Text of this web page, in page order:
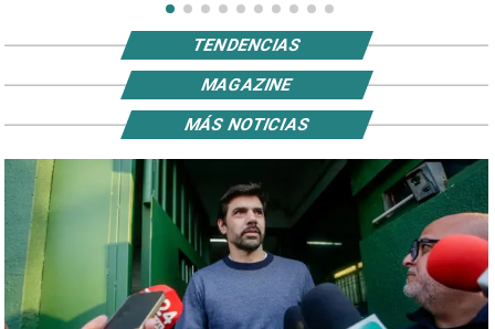
TENDENCIAS
MAGAZINE
MÁS NOTICIAS